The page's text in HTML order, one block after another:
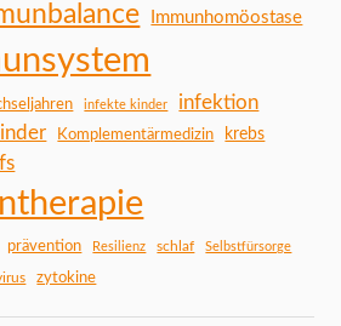
Immunhomöostase
infekte kinder infektion
Komplementärmedizin krebs
prävention Resilienz schlaf Selbstfürsorge
zytokine